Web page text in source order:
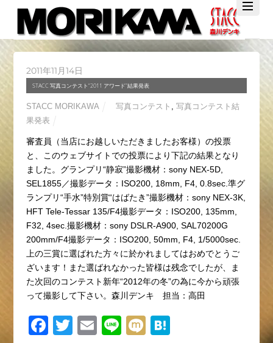
TwitterFacebook
YouTube
2011年11月14日
STACC 写真コンテスト“2011 アワード”結果発表
STACC MORIKAWA 写真コンテスト
写真コンテスト結
果発表
審査員（当店にお越しいただきましたお客様）の投票
と、このウェブサイトでの投票により下記の結果となり
ました。グランプリ“静寂”撮影機材：sony NEX-5D,
SEL1855／撮影データ：ISO200, 18mm, F4, 0.8sec.準グ
ランプリ“手水”特別賞“はばたき”撮影機材：sony NEX-3K,
HFT Tele-Tessar 135/F4撮影データ：ISO200, 135mm,
F32, 4sec.撮影機材：sony DSLR-A900, SAL70200G
200mm/F4撮影データ：ISO200, 50mm, F4, 1/5000sec.
上の三賞に選ばれた方々に於かれましてはおめでとうご
ざいます！また選ばれなかった皆様は残念でしたが、ま
た次回のコンテスト新年“2012年の冬”の為に今から頑張
って撮影して下さい。森川デンキ 担当：高田
F T E Li M H